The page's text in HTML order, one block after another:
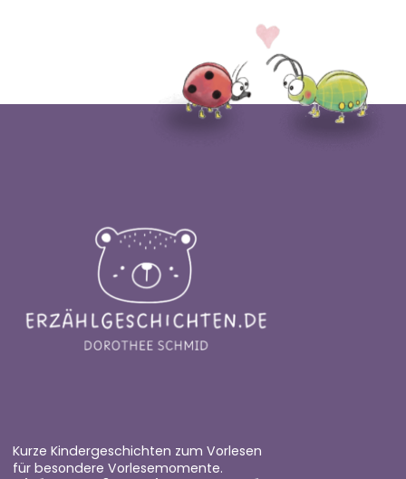
Kurze Kindergeschichten zum Vorlesen
für besondere Vorlesemomente.